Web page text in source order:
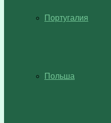
Португалия
Польша